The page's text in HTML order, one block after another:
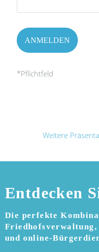
*Pflichtfeld
Weitere
Entdecken
Die perfekte
und online-